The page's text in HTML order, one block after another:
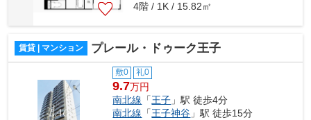
4階 / 1K / 15.82㎡
賃貸 | マンション プレール・ドゥーク王子
敷0 礼0
9.7万円
南北線 「王子 」駅 徒歩4分
南北線 「王子神谷 」駅 徒歩15分